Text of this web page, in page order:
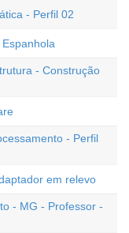
- Perfil 02
- Construção
- Perfil
em relevo
- MG - Professor -